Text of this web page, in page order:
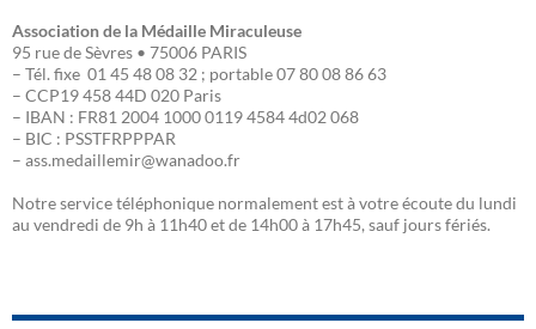
Association de la Médaille Miraculeuse
95 rue de Sèvres • 75006 PARIS
– Tél. fixe 01 45 48 08 32 ; portable 07 80 08 86 63
– CCP19 458 44D 020 Paris
– IBAN : FR81 2004 1000 0119 4584 4d02 068
– BIC : PSSTFRPPPAR
– ass.medaillemir@wanadoo.fr
Notre service téléphonique normalement est à votre écoute du lundi
au vendredi de 9h à 11h40 et de 14h00 à 17h45, sauf jours fériés.